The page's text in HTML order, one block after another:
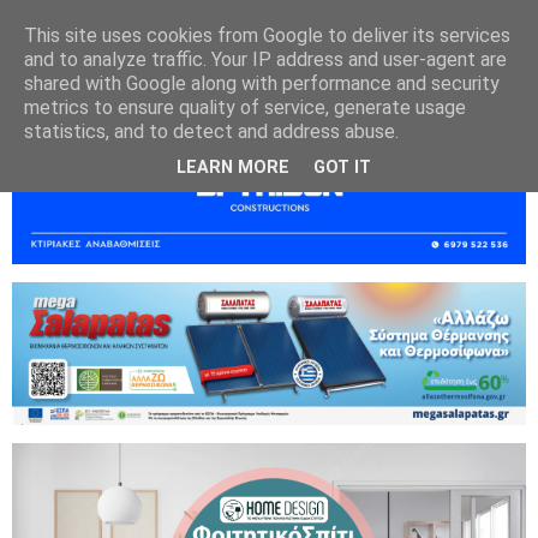
This site uses cookies from Google to deliver its services
and to analyze traffic. Your IP address and user-agent are
shared with Google along with performance and security
metrics to ensure quality of service, generate usage
statistics, and to detect and address abuse.
LEARN MORE GOT IT